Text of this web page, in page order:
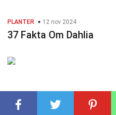
PLANTER 12 nov 2024
37 Fakta Om Dahlia